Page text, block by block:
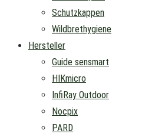
Schutzkappen
Wildbrethygiene
Hersteller
Guide sensmart
HIKmicro
InfiRay Outdoor
Nocpix
PARD